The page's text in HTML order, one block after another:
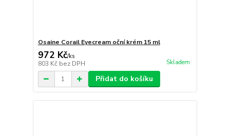
Osaine Corail Eyecream oční krém 15 ml
972 Kč/ks
803 Kč bez DPH Skladem
Přidat do košíku